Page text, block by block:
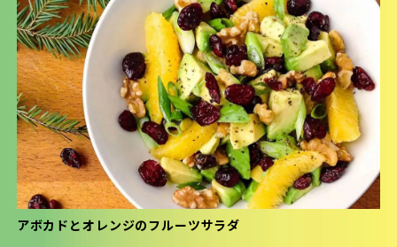
アボカドとオレンジのフルーツサラダ